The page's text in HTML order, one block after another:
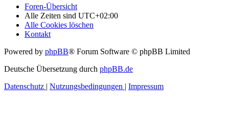
Foren-Übersicht
Alle Zeiten sind UTC+02:00
Alle Cookies löschen
Kontakt
Powered by phpBB® Forum Software © phpBB Limited
Deutsche Übersetzung durch phpBB.de
Datenschutz
Nutzungsbedingungen Impressum